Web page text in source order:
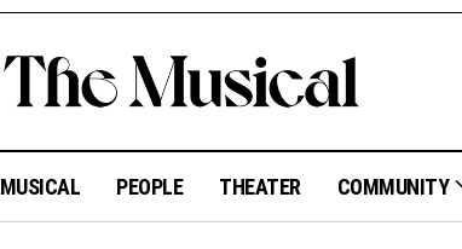
MUSICAL PEOPLE THEATER COMMUNITY